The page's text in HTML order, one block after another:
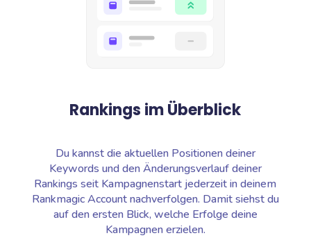
Rankings im Überblick
Du kannst die aktuellen Positionen deiner
Keywords und den Änderungsverlauf deiner
Rankings seit Kampagnenstart jederzeit in deinem
Rankmagic Account nachverfolgen. Damit siehst du
auf den ersten Blick, welche Erfolge deine
Kampagnen erzielen.